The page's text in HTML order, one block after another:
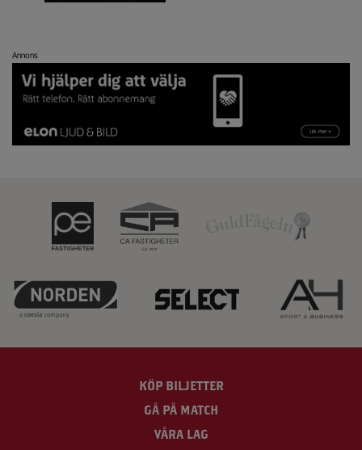
Annons
KÖP BILJETTER
GÅ PÅ MATCH
VÅRA LAG